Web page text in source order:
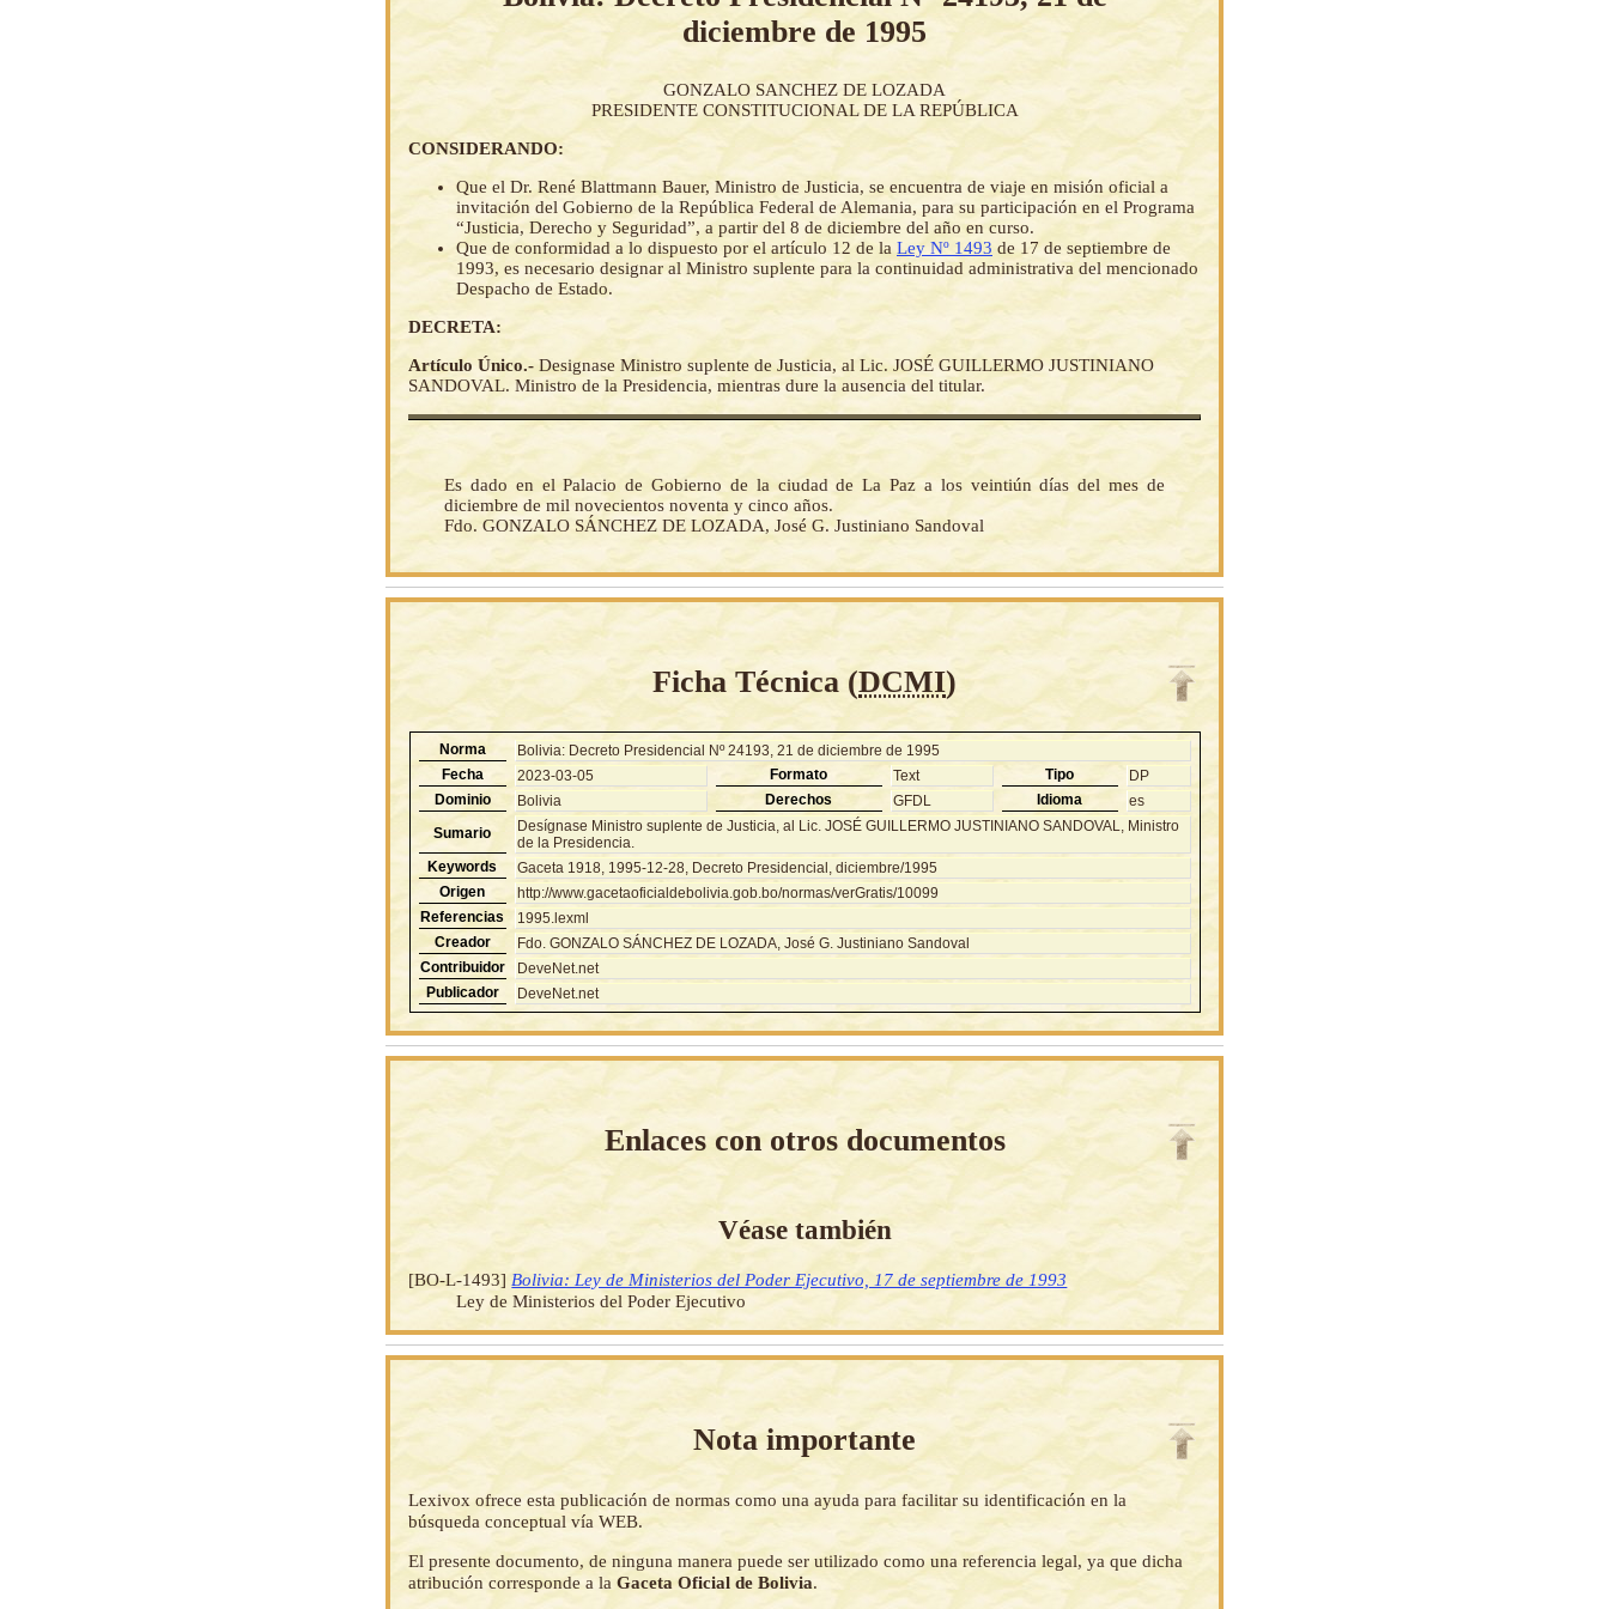
diciembre de 1995
GONZALO SANCHEZ DE LOZADA
PRESIDENTE CONSTITUCIONAL DE LA REPÚBLICA
CONSIDERANDO:
Que el Dr. René Blattmann Bauer, Ministro de Justicia, se encuentra de viaje en misión oficial a
invitación del Gobierno de la República Federal de Alemania, para su participación en el Programa
“Justicia, Derecho y Seguridad”, a partir del 8 de diciembre del año en curso.
Que de conformidad a lo dispuesto por el artículo 12 de la Ley Nº 1493 de 17 de septiembre de
1993, es necesario designar al Ministro suplente para la continuidad administrativa del mencionado
Despacho de Estado.
DECRETA:
Artículo Único.- Designase Ministro suplente de Justicia, al Lic. JOSÉ GUILLERMO JUSTINIANO
SANDOVAL. Ministro de la Presidencia, mientras dure la ausencia del titular.
Es dado en el Palacio de Gobierno de la ciudad de La Paz a los veintiún días del mes de
diciembre de mil novecientos noventa y cinco años.
Fdo. GONZALO SÁNCHEZ DE LOZADA, José G. Justiniano Sandoval
Ficha Técnica (DCMI)
Norma
Bolivia: Decreto Presidencial Nº 24193, 21 de diciembre de 1995
Fecha
2023-03-05 Formato Text Tipo
DP
Dominio
Bolivia Derechos GFDL Idioma
es
Sumario
Desígnase Ministro suplente de Justicia, al Lic. JOSÉ GUILLERMO JUSTINIANO SANDOVAL, Ministro
de la Presidencia.
Keywords
Gaceta 1918, 1995-12-28, Decreto Presidencial, diciembre/1995
Origen
http://www.gacetaoficialdebolivia.gob.bo/normas/verGratis/10099
Referencias
1995.lexml
Creador
Fdo. GONZALO SÁNCHEZ DE LOZADA, José G. Justiniano Sandoval
Contribuidor
DeveNet.net
Publicador
DeveNet.net
Enlaces con otros documentos
Véase también
[BO-L-1493] Bolivia: Ley de Ministerios del Poder Ejecutivo, 17 de septiembre de 1993
Ley de Ministerios del Poder Ejecutivo
Nota importante
Lexivox ofrece esta publicación de normas como una ayuda para facilitar su identificación en la
búsqueda conceptual vía WEB.
El presente documento, de ninguna manera puede ser utilizado como una referencia legal, ya que dicha
atribución corresponde a laGaceta Oficial de Bolivia.